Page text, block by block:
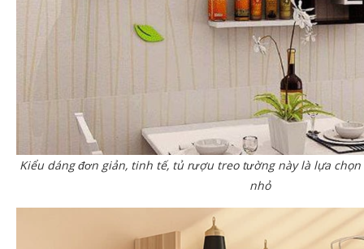
Kiểu dáng đơn giản, tinh tế, tủ rượu treo tường này là lựa
nhỏ